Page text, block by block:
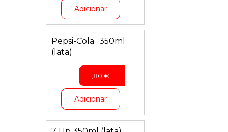
Adicionar
Pepsi-Cola 350ml
(lata)
1,80 €
Adicionar